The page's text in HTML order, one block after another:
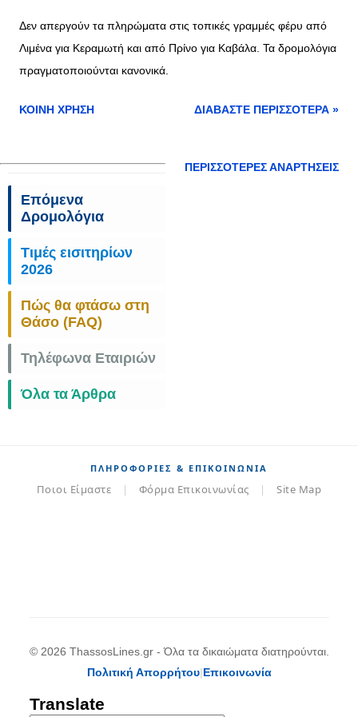
Δεν απεργούν τα πληρώματα στις τοπικές γραμμές φέρυ από
Λιμένα για Κεραμωτή και από Πρίνο για Καβάλα. Τα δρομολόγια
πραγματοποιούνται κανονικά.
ΚΟΙΝΉ ΧΡΉΣΗ ΔΙΑΒΆΣΤΕ ΠΕΡΙΣΣΌΤΕΡΑ »
ΠΕΡΙΣΣΌΤΕΡΕΣ ΑΝΑΡΤΉΣΕΙΣ
Επόμενα
Δρομολόγια
Τιμές εισιτηρίων
2026
Πώς θα φτάσω στη
Θάσο (FAQ)
Τηλέφωνα Εταιριών
Όλα τα Άρθρα
ΠΛΗΡΟΦΟΡΊΕΣ & ΕΠΙΚΟΙΝΩΝΊΑ
Ποιοι Είμαστε | Φόρμα Επικοινωνίας | Site Map
© 2026 ThassosLines.gr - Όλα τα δικαιώματα διατηρούνται.
Πολιτική Απορρήτου|Επικοινωνία
Translate